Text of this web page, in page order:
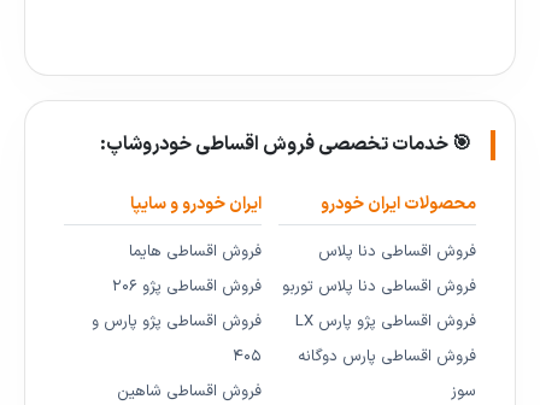
🎯 خدمات تخصصی فروش اقساطی خودروشاپ:
محصولات ایران خودرو
فروش اقساطی دنا پلاس
فروش اقساطی دنا پلاس توربو
فروش اقساطی پژو پارس LX
فروش اقساطی پارس دوگانه
سوز
ایران خودرو و سایپا
فروش اقساطی هایما
فروش اقساطی پژو ۲۰۶
فروش اقساطی پژو پارس و
۴۰۵
فروش اقساطی شاهین